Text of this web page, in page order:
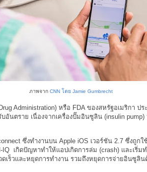
ภาพจาก CNN โดย Jamie Gumbrecht
Administration) หรือ FDA ของสหรัฐอเมริกา ป
อันตราย เนื่องจากเครื่องปั๊มอินซูลิน (insulin
ซึ่งทำงานบน Apple iOS เวอร์ชัน 2.7 ซึ่งถูกใ
เกิดปัญหาทำให้แอปเกิดการล่ม (crash) และเริ่ม
ดเร็วและหยุดการทำงาน รวมถึงหยุดการจ่ายอินซู